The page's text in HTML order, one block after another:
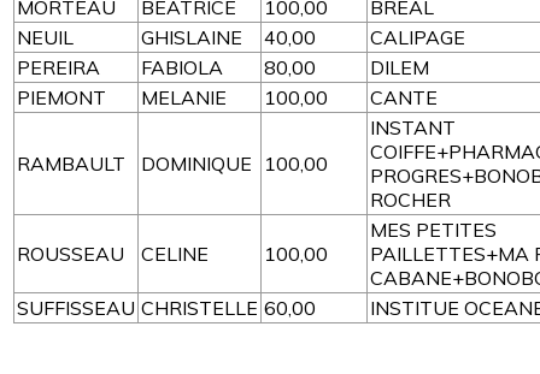
MORTEAU
BEATRICE 100,00
BREAL
NEUIL
GHISLAINE 40,00
CALIPAGE
PEREIRA
FABIOLA 80,00
DILEM
PIEMONT
MELANIE 100,00 CANTE
RAMBAULT DOMINIQUE 100,00
INSTANT
ROCHER
ROUSSEAU CELINE 100,00
MES PETITES
PAILLETTES+MA
SUFFISSEAU CHRISTELLE 60,00 INSTITUE